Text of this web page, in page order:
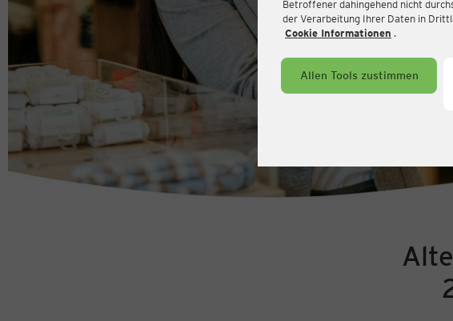
Betroffener dahingehend nicht
der Verarbeitung Ihrer Daten in
Cookie Informationen .
Allen Tools zustimmen